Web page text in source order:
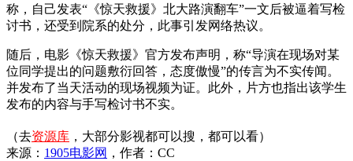
称，自己发表“《惊天救援》北大路演翻车”一文后被逼着写检
讨书，还受到院系的处分，此事引发网络热议。
随后，电影《惊天救援》官方发布声明，称“导演在现场对某
位同学提出的问题敷衍回答，态度傲慢”的传言为不实传闻。
并发布了当天活动的现场视频为证。此外，片方也指出该学生
发布的内容与手写检讨书不实。
（去资源库 ，大部分影视都可以搜，都可以看）
来源： 1905电影网 ，作者：CC